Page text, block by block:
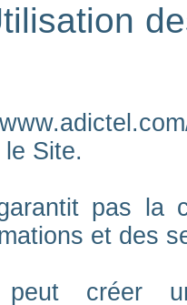
Site.
pas la
et des
peut créer